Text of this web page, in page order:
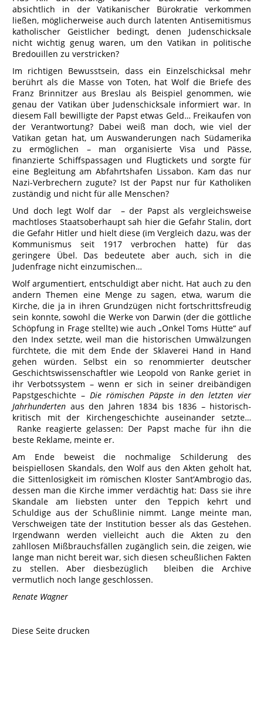
absichtlich in der Vatikanischer Bürokratie verkommen
ließen, möglicherweise auch durch latenten Antisemitismus
katholischer Geistlicher bedingt, denen Judenschicksale
nicht wichtig genug waren, um den Vatikan in politische
Bredouillen zu verstricken?
Im richtigen Bewusstsein, dass ein Einzelschicksal mehr
berührt als die Masse von Toten, hat Wolf die Briefe des
Franz Brinnitzer aus Breslau als Beispiel genommen, wie
genau der Vatikan über Judenschicksale informiert war. In
diesem Fall bewilligte der Papst etwas Geld… Freikaufen von
der Verantwortung? Dabei weiß man doch, wie viel der
Vatikan getan hat, um Auswanderungen nach Südamerika
zu ermöglichen – man organisierte Visa und Pässe,
finanzierte Schiffspassagen und Flugtickets und sorgte für
eine Begleitung am Abfahrtshafen Lissabon. Kam das nur
Nazi-Verbrechern zugute? Ist der Papst nur für Katholiken
zuständig und nicht für alle Menschen?
Und doch legt Wolf dar – der Papst als vergleichsweise
machtloses Staatsoberhaupt sah hier die Gefahr Stalin, dort
die Gefahr Hitler und hielt diese (im Vergleich dazu, was der
Kommunismus seit 1917 verbrochen hatte) für das
geringere Übel. Das bedeutete aber auch, sich in die
Judenfrage nicht einzumischen…
Wolf argumentiert, entschuldigt aber nicht. Hat auch zu den
andern Themen eine Menge zu sagen, etwa, warum die
Kirche, die ja in ihren Grundzügen nicht fortschrittsfreudig
sein konnte, sowohl die Werke von Darwin (der die göttliche
Schöpfung in Frage stellte) wie auch „Onkel Toms Hütte“ auf
den Index setzte, weil man die historischen Umwälzungen
fürchtete, die mit dem Ende der Sklaverei Hand in Hand
gehen würden. Selbst ein so renommierter deutscher
Geschichtswissenschaftler wie Leopold von Ranke geriet in
ihr Verbotssystem – wenn er sich in seiner dreibändigen
Papstgeschichte – Die römischen Päpste in den letzten vier
Jahrhunderten aus den Jahren 1834 bis 1836 – historisch-
kritisch mit der Kirchengeschichte auseinander setzte…
Ranke reagierte gelassen: Der Papst mache für ihn die
beste Reklame, meinte er.
Am Ende beweist die nochmalige Schilderung des
beispiellosen Skandals, den Wolf aus den Akten geholt hat,
die Sittenlosigkeit im römischen Kloster Sant’Ambrogio das,
dessen man die Kirche immer verdächtig hat: Dass sie ihre
Skandale am liebsten unter den Teppich kehrt und
Schuldige aus der Schußlinie nimmt. Lange meinte man,
Verschweigen täte der Institution besser als das Gestehen.
Irgendwann werden vielleicht auch die Akten zu den
zahllosen Mißbrauchsfällen zugänglich sein, die zeigen, wie
lange man nicht bereit war, sich diesen scheußlichen Fakten
zu stellen. Aber diesbezüglich bleiben die Archive
vermutlich noch lange geschlossen.
Renate Wagner
Diese Seite drucken